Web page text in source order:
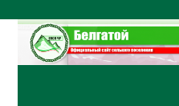
содержимому